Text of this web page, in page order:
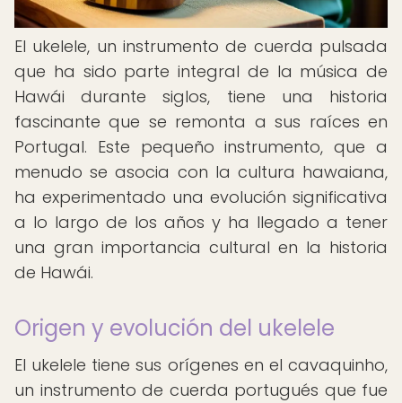
El ukelele, un instrumento de cuerda pulsada
que ha sido parte integral de la música de
Hawái durante siglos, tiene una historia
fascinante que se remonta a sus raíces en
Portugal. Este pequeño instrumento, que a
menudo se asocia con la cultura hawaiana,
ha experimentado una evolución significativa
a lo largo de los años y ha llegado a tener
una gran importancia cultural en la historia
de Hawái.
Origen y evolución del ukelele
El ukelele tiene sus orígenes en el cavaquinho,
un instrumento de cuerda portugués que fue